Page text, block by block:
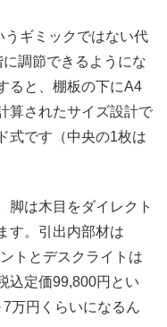
うギミックではない代
調節できるようにな
ると、棚板の下にA4
算されたサイズ設計で
式です（中央の1枚は
脚は木目をダイレクト
す。引出内部材は
トとデスクライトは
込定価99,800円とい
万円くらいになるん